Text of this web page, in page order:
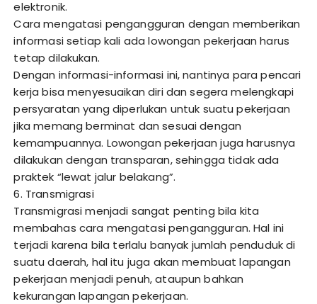
elektronik.
Cara mengatasi pengangguran dengan memberikan
informasi setiap kali ada lowongan pekerjaan harus
tetap dilakukan.
Dengan informasi-informasi ini, nantinya para pencari
kerja bisa menyesuaikan diri dan segera melengkapi
persyaratan yang diperlukan untuk suatu pekerjaan
jika memang berminat dan sesuai dengan
kemampuannya. Lowongan pekerjaan juga harusnya
dilakukan dengan transparan, sehingga tidak ada
praktek “lewat jalur belakang”.
6. Transmigrasi
Transmigrasi menjadi sangat penting bila kita
membahas cara mengatasi pengangguran. Hal ini
terjadi karena bila terlalu banyak jumlah penduduk di
suatu daerah, hal itu juga akan membuat lapangan
pekerjaan menjadi penuh, ataupun bahkan
kekurangan lapangan pekerjaan.